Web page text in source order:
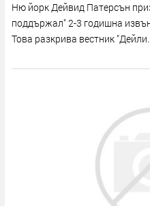
Ню йорк Дейвид Патерсън
поддържал" 2-3 годишна
Това разкрива вестник